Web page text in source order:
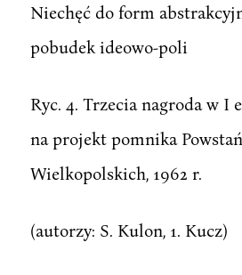
Niechęć do form
pobudek ideowo-poli
Ryc. 4. Trzecia nagroda w I
na projekt pomnika
Wielkopolskich, 1962 r.
(autorzy: S. Kulon, 1. Kucz)